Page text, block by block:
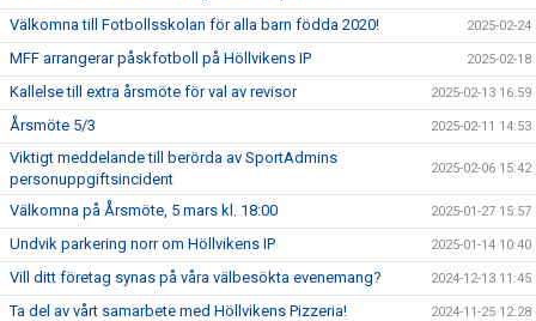
Välkomna till Fotbollsskolan för alla barn födda 2020! 2025-02-24
MFF arrangerar påskfotboll på Höllvikens IP 2025-02-18
Kallelse till extra årsmöte för val av revisor 2025-02-13 16:59
Årsmöte 5/3 2025-02-11 14:53
Viktigt meddelande till berörda av SportAdmins
personuppgiftsincident
2025-02-06 15:42
Välkomna på Årsmöte, 5 mars kl. 18:00 2025-01-27 15:57
Undvik parkering norr om Höllvikens IP 2025-01-14 10:40
Vill ditt företag synas på våra välbesökta evenemang? 2024-12-13 11:45
Ta del av vårt samarbete med Höllvikens Pizzeria! 2024-11-25 12:28